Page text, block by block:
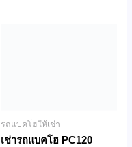
รถแบคโฮให้เช่า
เช่ารถแบคโฮ PC120